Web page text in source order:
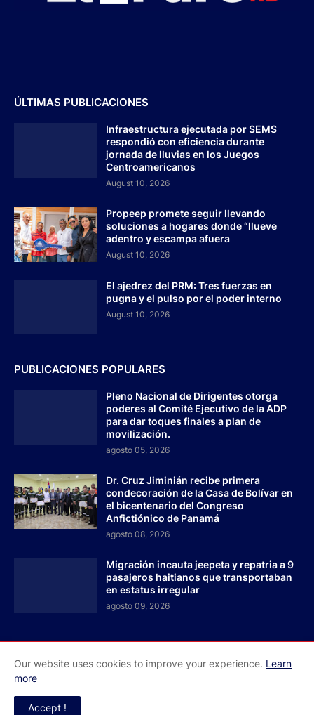
ÚLTIMAS PUBLICACIONES
Infraestructura ejecutada por SEMS
respondió con eficiencia durante
jornada de lluvias en los Juegos
Centroamericanos
August 10, 2026
Propeep promete seguir llevando
soluciones a hogares donde “llueve
adentro y escampa afuera
August 10, 2026
El ajedrez del PRM: Tres fuerzas en
pugna y el pulso por el poder interno
August 10, 2026
PUBLICACIONES POPULARES
Pleno Nacional de Dirigentes otorga
poderes al Comité Ejecutivo de la ADP
para dar toques finales a plan de
movilización.
agosto 05, 2026
Dr. Cruz Jiminián recibe primera
condecoración de la Casa de Bolívar en
el bicentenario del Congreso
Anfictiónico de Panamá
agosto 08, 2026
Migración incauta jeepeta y repatria a 9
pasajeros haitianos que transportaban
en estatus irregular
agosto 09, 2026
El Faro RD - Todos los derechos reservados 2026
Inicio Acerca de Nosotros
Contactos
Our website uses cookies to improve your experience. Learn
more
Accept !